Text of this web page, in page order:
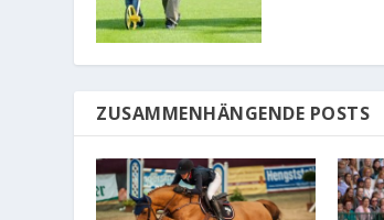
ZUSAMMENHÄNGENDE POSTS